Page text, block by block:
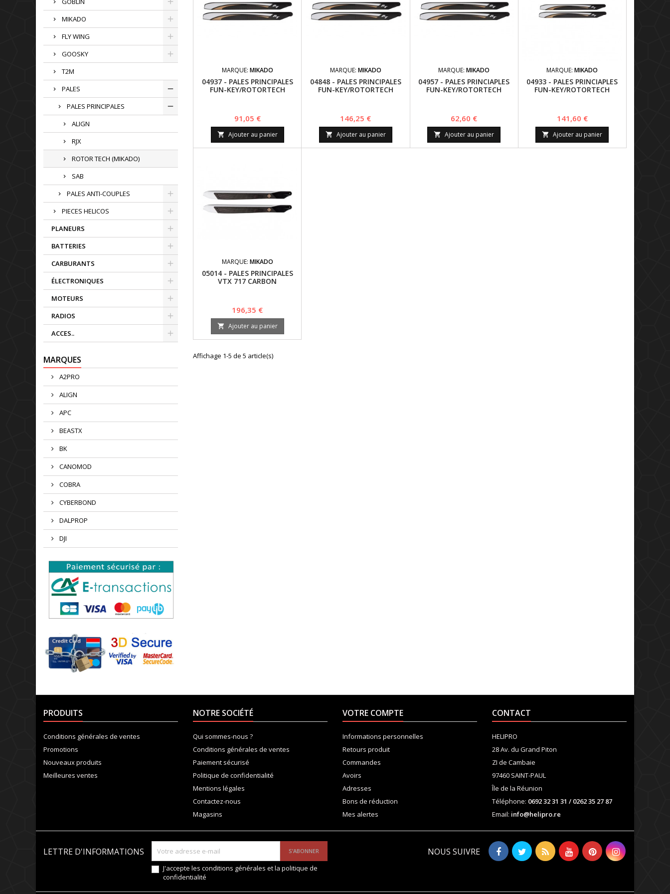
MIKADO
FLY WING
GOOSKY
T2M
PALES
PALES PRINCIPALES
ALIGN
RJX
ROTOR TECH (MIKADO)
SAB
PALES ANTI-COUPLES
PIECES HELICOS
PLANEURS
BATTERIES
CARBURANTS
ÉLECTRONIQUES
MOTEURS
RADIOS
ACCES..
MARQUES
A2PRO
ALIGN
APC
BEASTX
BK
CANOMOD
COBRA
CYBERBOND
DALPROP
DJI
MARQUE: MIKADO
04937 - PALES PRINCIPALES
FUN-KEY/ROTORTECH
Prix
91,05 €
 Ajouter au panier
MARQUE: MIKADO
04848 - PALES PRINCIPALES
FUN-KEY/ROTORTECH
Prix
146,25 €
 Ajouter au panier
MARQUE:MIKADO
04957 - PALES PRINCIAPLES
FUN-KEY/ROTORTECH
Prix
62,60 €
 Ajouter au panier
MARQUE:MIKADO
04933 - PALES PRINCIAPLES
FUN-KEY/ROTORTECH
Prix
141,60 €
 Ajouter au panier
MARQUE: MIKADO
05014 - PALES PRINCIPALES
VTX 717 CARBON
Prix
196,35 €
 Ajouter au panier
Affichage 1-5 de 5 article(s)
PRODUITS
Conditions générales de ventes
Promotions
Nouveaux produits
Meilleures ventes
NOTRE SOCIÉTÉ
Qui sommes-nous ?
Conditions générales de ventes
Paiement sécurisé
Politique de confidentialité
Mentions légales
Contactez-nous
Magasins
VOTRE COMPTE
Informations personnelles
Retours produit
Commandes
Avoirs
Adresses
Bons de réduction
Mes alertes
CONTACT
HELIPRO
28 Av. du Grand Piton
ZI de Cambaie
97460 SAINT-PAUL
Île de la Réunion
Téléphone: 0692 32 31 31 / 0262 35 27 87
Email: info@helipro.re
LETTRE D'INFORMATIONS
J'accepte les conditions générales et la politique de
confidentialité
NOUS SUIVRE